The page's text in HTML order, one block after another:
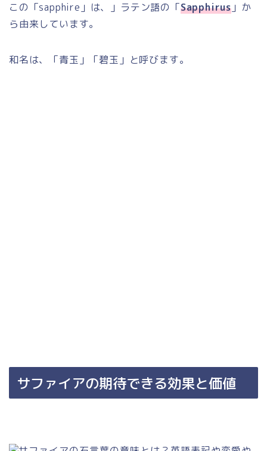
この「sapphire」は、」ラテン語の「Sapphirus 」か
ら由来しています。
和名は、「青玉」「碧玉」と呼びます。
サファイアの期待できる効果と価値